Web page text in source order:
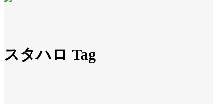
スタハロ Tag